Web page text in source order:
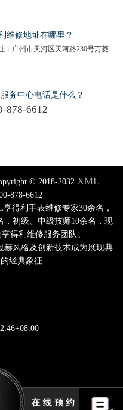
维修地址在哪里？
：广州市天河区天河路230号万菱
务中心电话是什么？
878-6612
© 2018-2032 XML
878-6612
得利手表维修专家30余名，
，初级、中级技师10余名，现
得利维修服务团队。
赫风格及创新技术成为展现典
经典象征.